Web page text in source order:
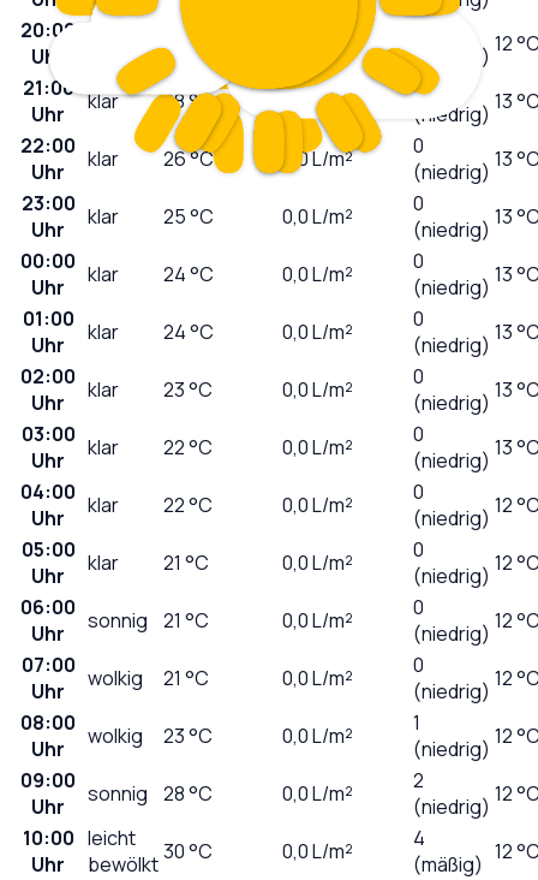
20:00
Uhr
30 °C L/m²
(niedrig) 12
21:00
Uhr
klar 28°C 0,0 L/m²
0
(niedrig) 13
22:00
Uhr
klar 26°C 0,0L/m²
0
(niedrig) 13
23:00
Uhr
klar 25°C 0,0L/m²
0
(niedrig) 13
00:00
Uhr
klar 24°C 0,0L/m²
0
(niedrig) 13
01:00
Uhr
klar 24°C 0,0L/m²
0
(niedrig) 13
02:00
Uhr
klar 23°C 0,0L/m²
0
(niedrig) 13
03:00
Uhr
klar 22°C 0,0L/m²
0
(niedrig) 13
04:00
Uhr
klar 22°C 0,0L/m²
0
(niedrig) 12
05:00
Uhr
klar 21 °C 0,0L/m²
0
(niedrig) 12
06:00
Uhr
sonnig 21 °C 0,0L/m²
0
(niedrig) 12
07:00
Uhr
wolkig 21 °C 0,0L/m²
0
(niedrig) 12
08:00
Uhr
wolkig 23°C 0,0L/m²
1
(niedrig) 12
09:00
Uhr
sonnig 28°C 0,0L/m²
2
(niedrig) 12
10:00
Uhr
leicht
bewölkt30°C 0,0L/m²
4
(mäßig) 12